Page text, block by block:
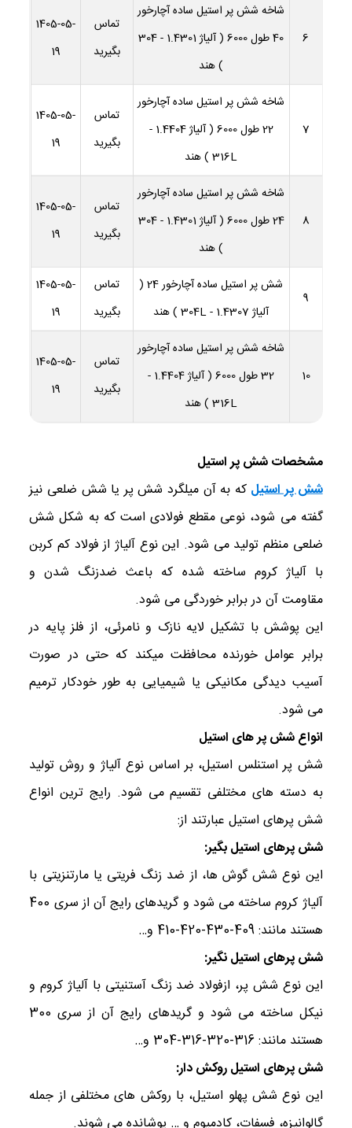
6
شاخه شش پر استیل ساده آچارخور
40 طول 6000 ( آلیاژ 1.4301 - 304
) هند
تماس
بگیرید
1405-05-
19
7
شاخه شش پر استیل ساده آچارخور
22 طول 6000 ( آلیاژ 1.4404 -
316L ) هند
تماس
بگیرید
1405-05-
19
8
شاخه شش پر استیل ساده آچارخور
24 طول 6000 ( آلیاژ 1.4301 - 304
) هند
تماس
بگیرید
1405-05-
19
9
شش پر استیل ساده آچارخور 24 (
آلیاژ 1.4307 - 304L ) هند
تماس
بگیرید
1405-05-
19
10
شاخه شش پر استیل ساده آچارخور
32 طول 6000 ( آلیاژ 1.4404 -
316L ) هند
تماس
بگیرید
1405-05-
19
مشخصات شش پر استیل
شش پر استیل که به آن میلگرد شش پر یا شش ضلعی نیز
گفته می شود، نوعی مقطع فولادی است که به شکل شش
ضلعی منظم تولید می شود. این نوع آلیاژ از فولاد کم کربن
با آلیاژ کروم ساخته شده که باعث ضدزنگ شدن و
مقاومت آن در برابر خوردگی می شود.
این پوشش با تشکیل لایه نازک و نامرئی، از فلز پایه در
برابر عوامل خورنده محافظت میکند که حتی در صورت
آسیب دیدگی مکانیکی یا شیمیایی به طور خودکار ترمیم
می شود.
انواع شش پر های استیل
شش پر استنلس استیل، بر اساس نوع آلیاژ و روش تولید
به دسته های مختلفی تقسیم می شود. رایج ترین انواع
شش پرهای استیل عبارتند از:
شش پرهای استیل بگیر:
این نوع شش گوش ها، از ضد زنگ فریتی یا مارتنزیتی با
آلیاژ کروم ساخته می شود و گریدهای رایج آن از سری 400
هستند مانند: 409-430-420-410 و…
شش پرهای استیل نگیر:
این نوع شش پر، ازفولاد ضد زنگ آستنیتی با آلیاژ کروم و
نیکل ساخته می شود و گریدهای رایج آن از سری 300
هستند مانند: 316-320-316-304 و…
شش پرهای استیل روکش دار:
این نوع شش پهلو استیل، با روکش های مختلفی از جمله
گالوانیزه، فسفات، کادمیوم و … پوشانده می شوند.